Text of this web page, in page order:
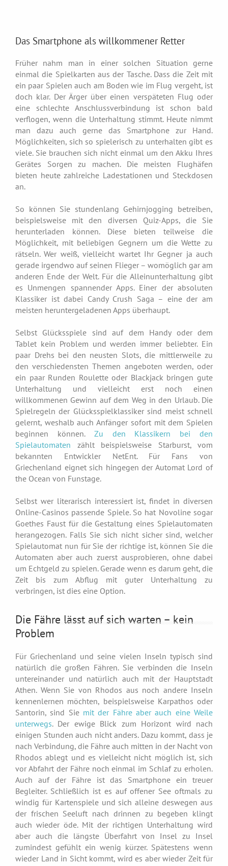
Das Smartphone als willkommener Retter
Früher nahm man in einer solchen Situation gerne
einmal die Spielkarten aus der Tasche. Dass die Zeit mit
ein paar Spielen auch am Boden wie im Flug vergeht, ist
doch klar. Der Ärger über einen verspäteten Flug oder
eine schlechte Anschlussverbindung ist schon bald
verflogen, wenn die Unterhaltung stimmt. Heute nimmt
man dazu auch gerne das Smartphone zur Hand.
Möglichkeiten, sich so spielerisch zu unterhalten gibt es
viele. Sie brauchen sich nicht einmal um den Akku Ihres
Gerätes Sorgen zu machen. Die meisten Flughäfen
bieten heute zahlreiche Ladestationen und Steckdosen
an.
So können Sie stundenlang Gehirnjogging betreiben,
beispielsweise mit den diversen Quiz-Apps, die Sie
herunterladen können. Diese bieten teilweise die
Möglichkeit, mit beliebigen Gegnern um die Wette zu
rätseln. Wer weiß, vielleicht wartet Ihr Gegner ja auch
gerade irgendwo auf seinen Flieger – womöglich gar am
anderen Ende der Welt. Für die Alleinunterhaltung gibt
es Unmengen spannender Apps. Einer der absoluten
Klassiker ist dabei Candy Crush Saga – eine der am
meisten heruntergeladenen Apps überhaupt.
Selbst Glücksspiele sind auf dem Handy oder dem
Tablet kein Problem und werden immer beliebter. Ein
paar Drehs bei den neusten Slots, die mittlerweile zu
den verschiedensten Themen angeboten werden, oder
ein paar Runden Roulette oder Blackjack bringen gute
Unterhaltung und vielleicht erst noch einen
willkommenen Gewinn auf dem Weg in den Urlaub. Die
Spielregeln der Glücksspielklassiker sind meist schnell
gelernt, weshalb auch Anfänger sofort mit dem Spielen
beginnen können. Zu den Klassikern bei den
Spielautomaten zählt beispielsweise Starburst, vom
bekannten Entwickler NetEnt. Für Fans von
Griechenland eignet sich hingegen der Automat Lord of
the Ocean von Funstage.
Selbst wer literarisch interessiert ist, findet in diversen
Online-Casinos passende Spiele. So hat Novoline sogar
Goethes Faust für die Gestaltung eines Spielautomaten
herangezogen. Falls Sie sich nicht sicher sind, welcher
Spielautomat nun für Sie der richtige ist, können Sie die
Automaten aber auch zuerst ausprobieren, ohne dabei
um Echtgeld zu spielen. Gerade wenn es darum geht, die
Zeit bis zum Abflug mit guter Unterhaltung zu
verbringen, ist dies eine Option.
Die Fähre lässt auf sich warten – kein
Problem
Für Griechenland und seine vielen Inseln typisch sind
natürlich die großen Fähren. Sie verbinden die Inseln
untereinander und natürlich auch mit der Hauptstadt
Athen. Wenn Sie von Rhodos aus noch andere Inseln
kennenlernen möchten, beispielsweise Karpathos oder
Santorin, sind Sie mit der Fähre aber auch eine Weile
unterwegs. Der ewige Blick zum Horizont wird nach
einigen Stunden auch nicht anders. Dazu kommt, dass je
nach Verbindung, die Fähre auch mitten in der Nacht von
Rhodos ablegt und es vielleicht nicht möglich ist, sich
vor Abfahrt der Fähre noch einmal im Schlaf zu erholen.
Auch auf der Fähre ist das Smartphone ein treuer
Begleiter. Schließlich ist es auf offener See oftmals zu
windig für Kartenspiele und sich alleine deswegen aus
der frischen Seeluft nach drinnen zu begeben klingt
auch wieder öde. Mit der richtigen Unterhaltung wird
aber auch die längste Überfahrt von Insel zu Insel
zumindest gefühlt ein wenig kürzer. Spätestens wenn
wieder Land in Sicht kommt, wird es aber wieder Zeit für